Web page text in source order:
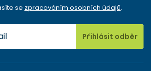
se zpracováním osobních údajů.
Přihlásit odběr